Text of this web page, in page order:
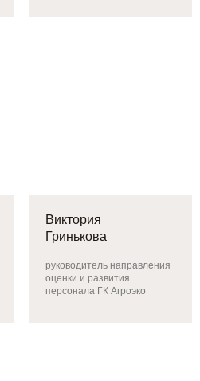
Виктория
Гринькова
руководитель направления
оценки и развития
персонала ГК Агроэко